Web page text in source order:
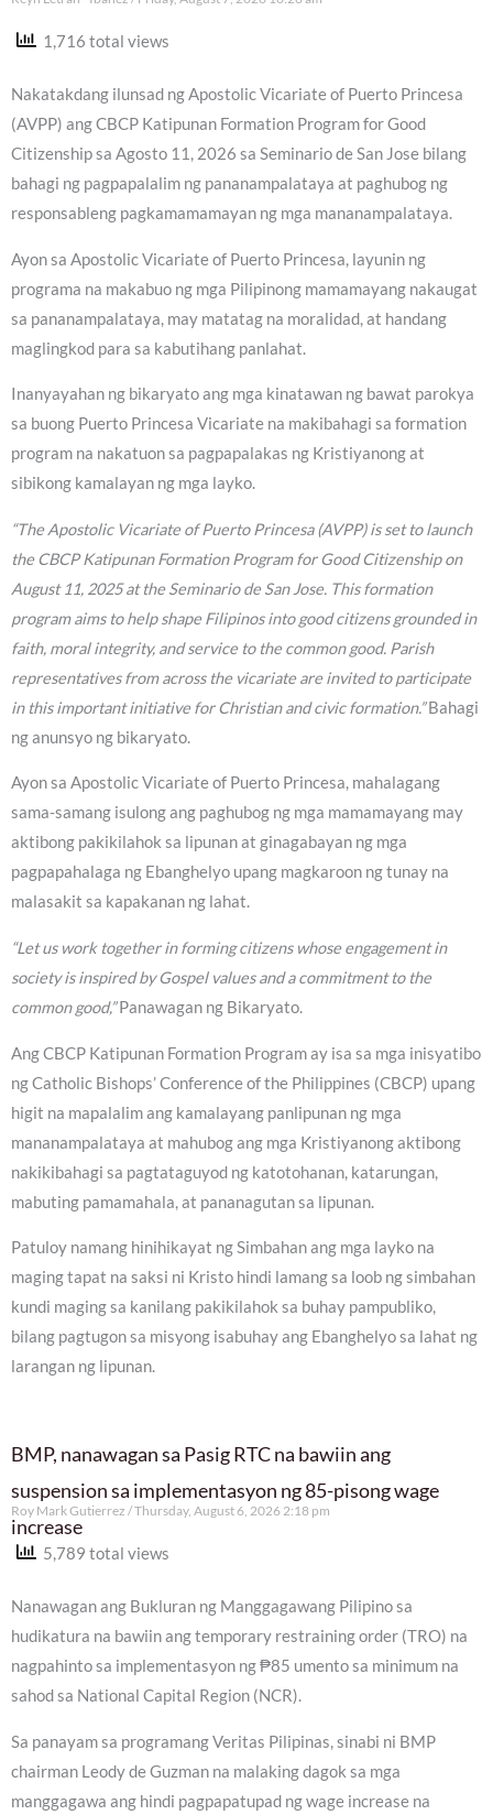
1,716 total views
Nakatakdang ilunsad ng Apostolic Vicariate of Puerto Princesa
(AVPP) ang CBCP Katipunan Formation Program for Good
Citizenship sa Agosto 11, 2026 sa Seminario de San Jose bilang
bahagi ng pagpapalalim ng pananampalataya at paghubog ng
responsableng pagkamamamayan ng mga mananampalataya.
Ayon sa Apostolic Vicariate of Puerto Princesa, layunin ng
programa na makabuo ng mga Pilipinong mamamayang nakaugat
sa pananampalataya, may matatag na moralidad, at handang
maglingkod para sa kabutihang panlahat.
Inanyayahan ng bikaryato ang mga kinatawan ng bawat parokya
sa buong Puerto Princesa Vicariate na makibahagi sa formation
program na nakatuon sa pagpapalakas ng Kristiyanong at
sibikong kamalayan ng mga layko.
“The Apostolic Vicariate of Puerto Princesa (AVPP) is set to launch
the CBCP Katipunan Formation Program for Good Citizenship on
August 11, 2025 at the Seminario de San Jose. This formation
program aims to help shape Filipinos into good citizens grounded in
faith, moral integrity, and service to the common good. Parish
representatives from across the vicariate are invited to participate
in this important initiative for Christian and civic formation.”Bahagi
ng anunsyo ng bikaryato.
Ayon sa Apostolic Vicariate of Puerto Princesa, mahalagang
sama-samang isulong ang paghubog ng mga mamamayang may
aktibong pakikilahok sa lipunan at ginagabayan ng mga
pagpapahalaga ng Ebanghelyo upang magkaroon ng tunay na
malasakit sa kapakanan ng lahat.
“Let us work together in forming citizens whose engagement in
society is inspired by Gospel values and a commitment to the
common good,”Panawagan ng Bikaryato.
Ang CBCP Katipunan Formation Program ay isa sa mga inisyatibo
ng Catholic Bishops’ Conference of the Philippines (CBCP) upang
higit na mapalalim ang kamalayang panlipunan ng mga
mananampalataya at mahubog ang mga Kristiyanong aktibong
nakikibahagi sa pagtataguyod ng katotohanan, katarungan,
mabuting pamamahala, at pananagutan sa lipunan.
Patuloy namang hinihikayat ng Simbahan ang mga layko na
maging tapat na saksi ni Kristo hindi lamang sa loob ng simbahan
kundi maging sa kanilang pakikilahok sa buhay pampubliko,
bilang pagtugon sa misyong isabuhay ang Ebanghelyo sa lahat ng
larangan ng lipunan.
BMP, nanawagan sa Pasig RTC na bawiin ang
suspension sa implementasyon ng 85-pisong wage
increase
Roy Mark Gutierrez Thursday, August 6, 2026 2:18 pm
5,789 total views
Nanawagan ang Bukluran ng Manggagawang Pilipino sa
hudikatura na bawiin ang temporary restraining order (TRO) na
nagpahinto sa implementasyon ng ₱85 umento sa minimum na
sahod sa National Capital Region (NCR).
Sa panayam sa programang Veritas Pilipinas, sinabi ni BMP
chairman Leody de Guzman na malaking dagok sa mga
manggagawa ang hindi pagpapatupad ng wage increase na